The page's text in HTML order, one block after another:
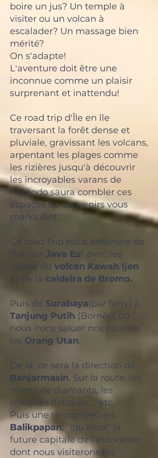
boire un jus? Un temple à
visiter ou un volcan à
escalader? Un massage bien
mérité?
On s'adapte!
L'aventure doit être une
inconnue comme un plaisir
surprenant et inattendu!
Ce road trip d'Île en île
traversant la forêt dense et
pluviale, gravissant les volcans,
arpentant les plages comme
les rizières jusqu'à découvrir
les incroyables varans de
Komodo saura combler ces
espaces de souvenirs vous
manquant.
Ce road Trip nous amènera de
Bali sur Java Est avec les
visites du volcan Kawah Ijen
et de la caldeira de Bromo.
Puis de Surabaya(par ferry) à
Tanjung Putih (Bornéo) où
nous irons saluer nos cousins
les Orang Utan.
De là, ce sera la direction de
Banjarmasin. Sur la route, les
mines de diamants, les
marchés flottants…. etc.
Puis une remontée vers
Balikpapan, "Ibu Kota" la
future capitale de l'Indonésie
dont nous visiterons les